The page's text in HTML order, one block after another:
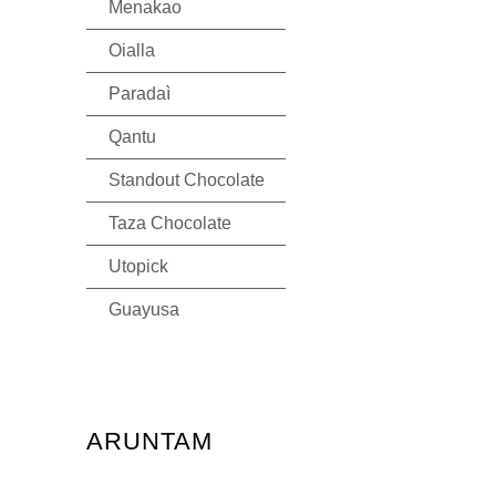
Menakao
Oialla
Paradaì
Qantu
Standout Chocolate
Taza Chocolate
Utopick
Guayusa
ARUNTAM